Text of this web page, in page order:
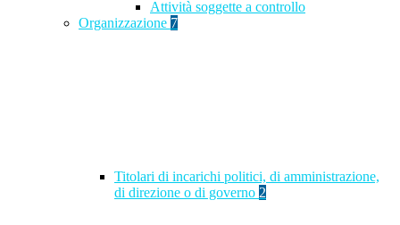
Attività soggette a controllo
Organizzazione 7
Titolari di incarichi politici, di amministrazione,
di direzione o di governo 2